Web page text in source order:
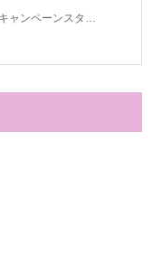
ャンペーンスタ…